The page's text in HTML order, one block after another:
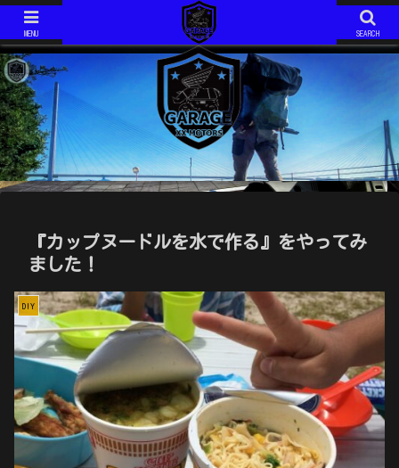
ジムニーJIMNY JA11V改
モトコンポ MOTOCOMPO AB12
モトコンポ MOTOCOMPO AB12 年式は不明です。 コンパクトに折り畳み可能な、HONDAが誇る？ミニバイクです。 ガソリンスタンドでは必ず話しかけられます。 ミニマムキャンプ仕様に、改造中！
『カップヌードルを水で作る』をやってみ
ました！
DIY
MENU SEARCH